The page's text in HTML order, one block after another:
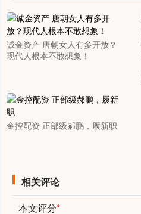
诚金资产 唐朝女人有多开放？
现代人根本不敢想象！
金控配资 正部级郝鹏，履新职
相关评论
本文评分*